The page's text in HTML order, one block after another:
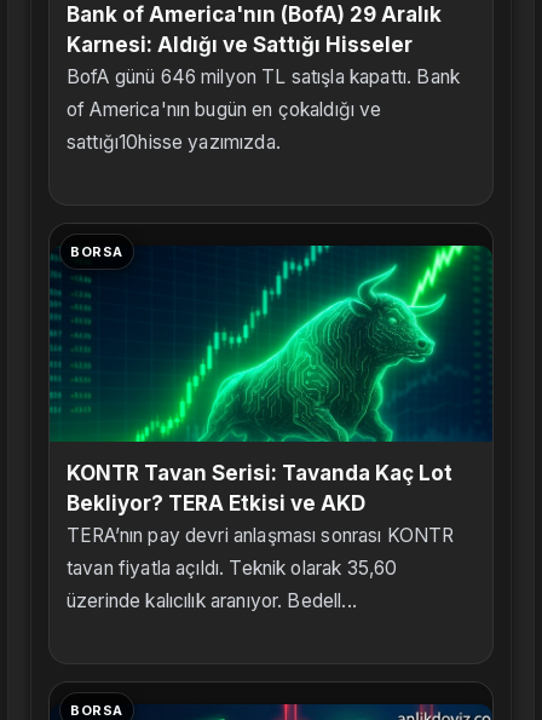
Bank of America'nın (BofA) 29 Aralık
Karnesi: Aldığı ve Sattığı Hisseler
BofA günü 646 milyon TL satışla kapattı. Bank
of America'nın bugün en çokaldığı ve
sattığı10hisse yazımızda.
BORSA
KONTR Tavan Serisi: Tavanda Kaç Lot
Bekliyor? TERA Etkisi ve AKD
TERA’nın pay devri anlaşması sonrası KONTR
tavan fiyatla açıldı. Teknik olarak 35,60
üzerinde kalıcılık aranıyor. Bedell...
BORSA